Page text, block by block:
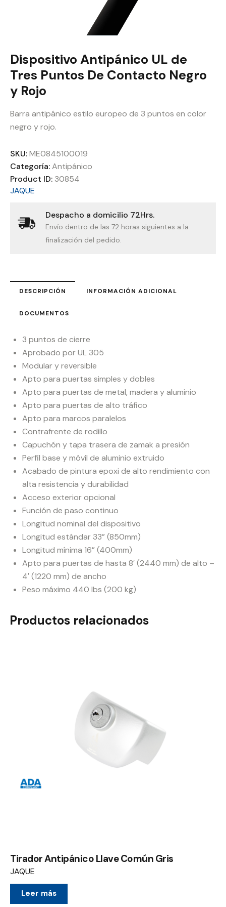
Dispositivo Antipánico UL de
Tres Puntos De Contacto Negro
y Rojo
Barra antipánico estilo europeo de 3 puntos en color
negro y rojo.
SKU:ME0845100019
Categoría:Antipánico
Product ID: 30854
JAQUE
Despacho a domicilio 72Hrs.
Envío dentro de las 72 horas siguientes a la
finalización del pedido.
DESCRIPCIÓN INFORMACIÓN ADICIONAL
DOCUMENTOS
3 puntos de cierre
Aprobado por UL 305
Modular y reversible
Apto para puertas simples y dobles
Apto para puertas de metal, madera y aluminio
Apto para puertas de alto tráfico
Apto para marcos paralelos
Contrafrente de rodillo
Capuchón y tapa trasera de zamak a presión
Perfil base y móvil de aluminio extruido
Acabado de pintura epoxi de alto rendimiento con
alta resistencia y durabilidad
Acceso exterior opcional
Función de paso continuo
Longitud nominal del dispositivo
Longitud estándar 33” (850mm)
Longitud mínima 16” (400mm)
Apto para puertas de hasta 8′ (2440 mm) de alto –
4′ (1220 mm) de ancho
Peso máximo 440 lbs (200 kg)
Productos relacionados
Tirador Antipánico Llave Común Gris
JAQUE
Leer más